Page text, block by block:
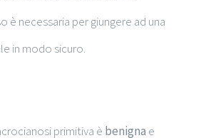
è necessaria per giungere ad una
in modo sicuro.
primitiva è benigna e